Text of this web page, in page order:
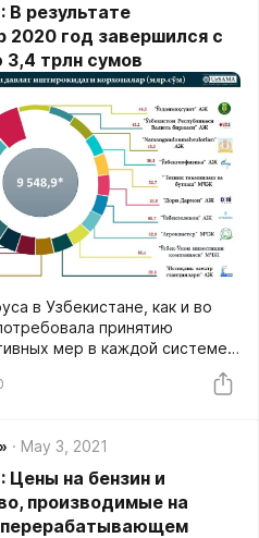
В результате
год завершился с
трлн сумов
в Узбекистане, как и во
принятию
мер в каждой системе.
организации работы в этом
нашей страны принят
явлений на отрасли
May 3, 2021
Цены на бензин и
производимые на